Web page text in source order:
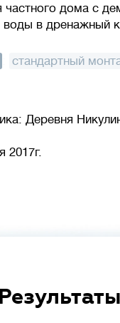
частного дома с
в дренажный
стандартный
Деревня
2017г.
Результаты